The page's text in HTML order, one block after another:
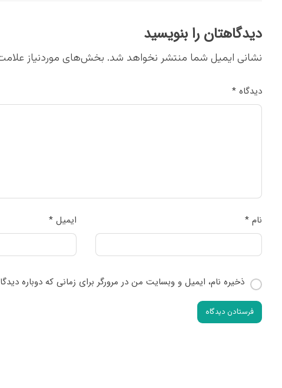
دیدگاهتان را بنویسید
نشانی ایمیل شما منتشر نخواهد شد. بخش‌های موردنیاز
دیدگاه *
نام * ایمیل *
ذخیره نام، ایمیل و وبسایت من در مرورگر برای زمانی که دوباره